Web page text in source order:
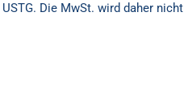
Die MwSt. wird daher nicht